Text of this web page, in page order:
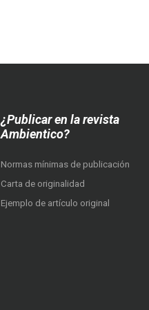
¿Publicar en la revista
Ambientico?
Normas mínimas de publicación
Carta de originalidad
Ejemplo de artículo original